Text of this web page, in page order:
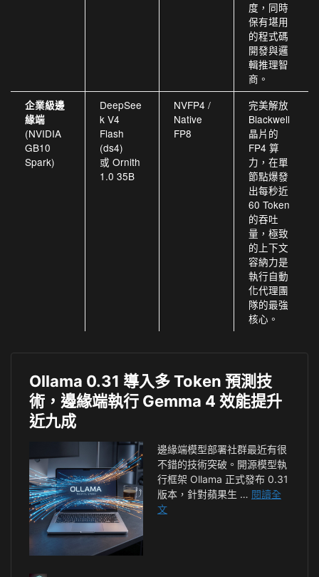
度，同時
保有堪用
的程式碼
開發與邏
輯推理智
商。
企業級邊
緣端
(NVIDIA
GB10
Spark)
DeepSee
k V4
Flash
(ds4)
或 Ornith
1.0 35B
NVFP4 /
Native
FP8
完美解放
Blackwell
晶片的
FP4 算
力，在單
節點爆發
出每秒近
60 Token
的吞吐
量，極致
的上下文
容納力是
執行自動
化代理團
隊的最強
核心。